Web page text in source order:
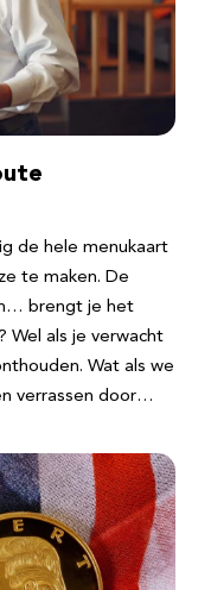
de hele menukaart
te maken. De
brengt je het
Wel als je verwacht
Wat als we
verrassen door…